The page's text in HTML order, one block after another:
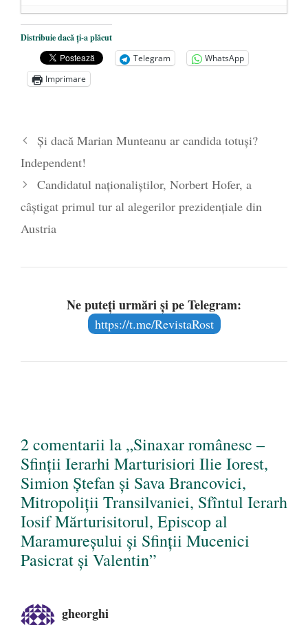
DANA KONYA-PETRIȘOR, ÎNTRU
VEȘNICĂ POMENIRE
- 17 martie 2021
ÎNĂLȚATU-S-A! - 28 mai 2020
Sic credo – Francisco Franco (1892-1975)
Distribuie dacă ți-a plăcut
Telegram
WhatsApp
Imprimare
Și dacă Marian Munteanu ar candida totuși?
Independent!
Candidatul naționaliștilor, Norbert Hofer, a
câștigat primul tur al alegerilor prezidențiale din
Austria
Ne puteți urmări și pe Telegram:
https://t.me/RevistaRost
2 comentarii la „Sinaxar românesc –
Sfinții Ierarhi Marturisiori Ilie Iorest,
Simion Ștefan și Sava Brancovici,
Mitropoliții Transilvaniei, Sfîntul Ierarh
Iosif Mărturisitorul, Episcop al
Maramureșului și Sfinții Mucenici
Pasicrat și Valentin”
gheorghi